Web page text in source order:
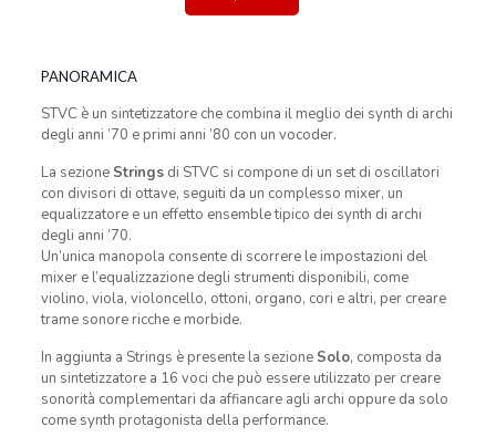
PANORAMICA
STVC è un sintetizzatore che combina il meglio dei synth di archi
degli anni ’70 e primi anni ’80 con un vocoder.
La sezione Stringsdi STVC si compone di un set di oscillatori
con divisori di ottave, seguiti da un complesso mixer, un
equalizzatore e un effetto ensemble tipico dei synth di archi
degli anni ’70.
Un’unica manopola consente di scorrere le impostazioni del
mixer e l’equalizzazione degli strumenti disponibili, come
violino, viola, violoncello, ottoni, organo, cori e altri, per creare
trame sonore ricche e morbide.
In aggiunta a Strings è presente la sezione Solo, composta da
un sintetizzatore a 16 voci che può essere utilizzato per creare
sonorità complementari da affiancare agli archi oppure da solo
come synth protagonista della performance.